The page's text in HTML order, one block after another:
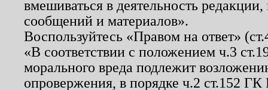
вмешиваться в деятельность
сообщений и материалов».
Воспользуйтесь «Правом на ответ»
«В соответствии с положением ч.3
морального вреда подлежит
опровержения, в порядке ч.2 ст.152